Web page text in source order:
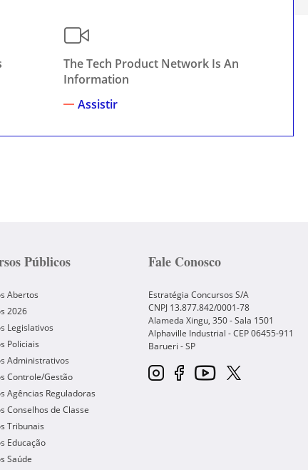
The Tech Product Network Is An
Information
Assistir
Públicos
Abertos
2026
Legislativos
Policiais
Administrativos
Controle/Gestão
Agências Reguladoras
Conselhos de Classe
Tribunais
Educação
Saúde
Fale Conosco
Estratégia Concursos S/A
CNPJ 13.877.842/0001-78
Alameda Xingu, 350 - Sala 1501
Alphaville Industrial - CEP06455-911
Barueri -SP